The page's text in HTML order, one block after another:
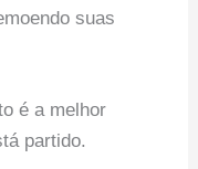
suas
é a melhor
partido.